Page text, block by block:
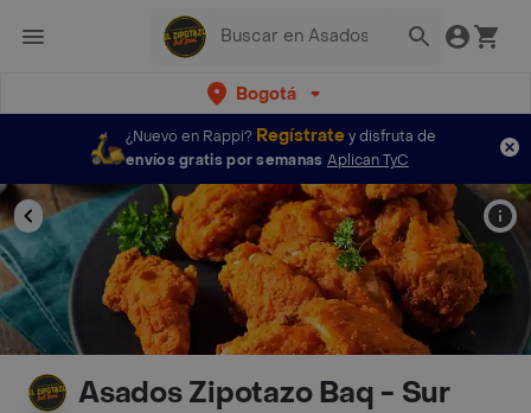
Bogotá
¿Nuevo en Rappi? Regístratey disfruta de
envíos gratis por semanas Aplican TyC
Asados Zipotazo Baq - Sur